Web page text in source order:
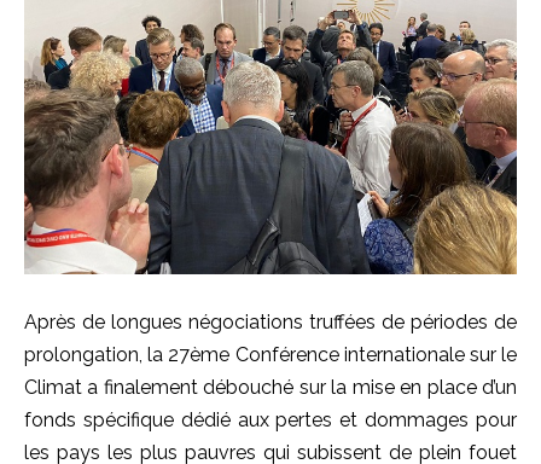
Après de longues négociations truffées de périodes de
prolongation, la 27ème Conférence internationale sur le
Climat a finalement débouché sur la mise en place d’un
fonds spécifique dédié aux pertes et dommages pour
les pays les plus pauvres qui subissent de plein fouet